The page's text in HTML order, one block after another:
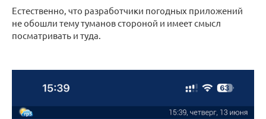
Естественно, что разработчики погодных приложений
не обошли тему туманов стороной и имеет смысл
посматривать и туда.